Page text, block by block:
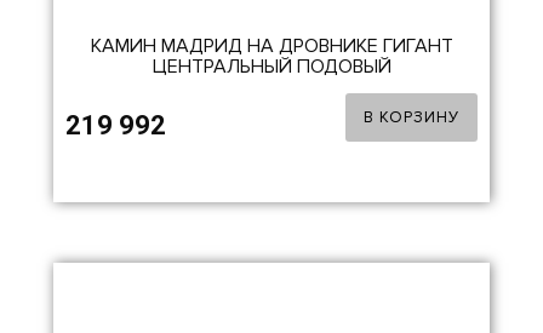
КАМИН МАДРИД НА ДРОВНИКЕ ГИГАНТ
ЦЕНТРАЛЬНЫЙ ПОДОВЫЙ
219 992 В КОРЗИНУ